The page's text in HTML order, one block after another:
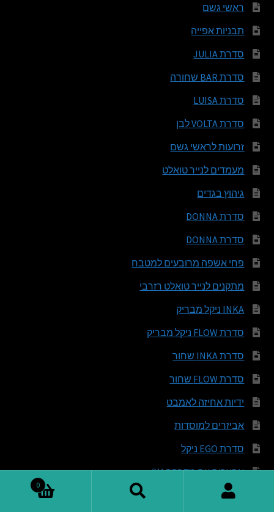
ראשי גשם
תבניות אפייה
סדרת JULIA
סדרת BAR שחורה
סדרת LUISA
סדרת VOLTA לבן
זרועות לראשי גשם
מעמדים לנייר טואלט
גיהוץ בגדים
סדרת DONNA
סדרת DONNA
פחי אשפה מרובעים למטבח
מתקנים לנייר טואלט רזרבי
INKA ניקל מבריק
סדרת FLOW ניקל מבריק
סדרת INKA שחור
סדרת FLOW שחור
ידיות אחיזה לאמבט
אביזרים למוסדות
סדרת EGO ניקל
אביזרים עם מדבקה 3M
מייבשי כלים
0